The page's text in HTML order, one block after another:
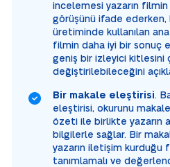
incelemesi yazarın filmin
görüşünü ifade
üretiminde kullanılan
filmin daha iyi bir sonuç
geniş bir izleyici kitlesini
değiştirilebileceğini
Bir makale eleştirisi.
eleştirisi, okurunu
özeti ile birlikte yazarın
bilgilerle sağlar. Bir
yazarın iletişim kurduğu
tanımlamalı ve